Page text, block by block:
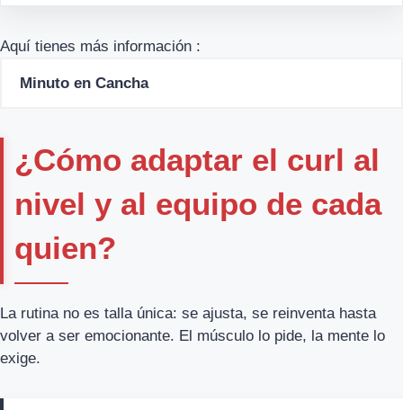
Aquí tienes más información :
Minuto en Cancha
¿Cómo adaptar el curl al
nivel y al equipo de cada
quien?
La rutina no es talla única: se ajusta, se reinventa hasta
volver a ser emocionante. El músculo lo pide, la mente lo
exige.